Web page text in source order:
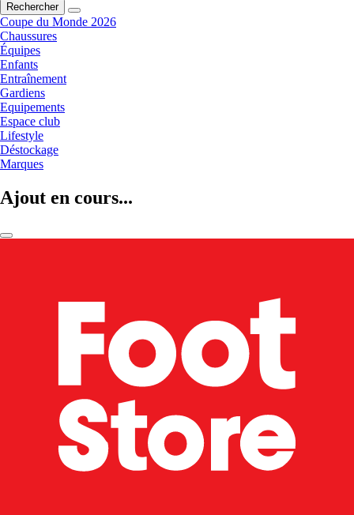
Rechercher
Coupe du Monde 2026
Chaussures
Équipes
Enfants
Entraînement
Gardiens
Equipements
Espace club
Lifestyle
Déstockage
Marques
Ajout en cours...